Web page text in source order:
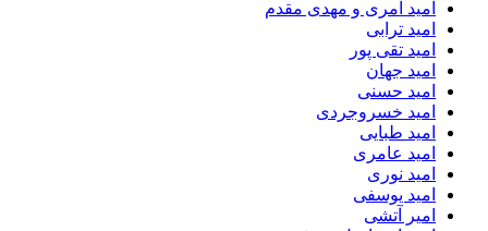
امید آمری و مهدی مقدم
امید ترابی
امید تقی پور
امید جهان
امید حسنی
امید خسروجردی
امید طبایی
امید عامری
امید نوری
امید یوسفی
امیر آتشی